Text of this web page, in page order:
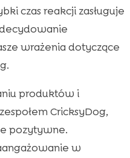
czas reakcji zasługuje
wrażenia dotyczące
produktów i
CricksyDog,
pozytywne.
w